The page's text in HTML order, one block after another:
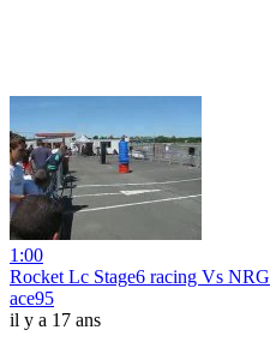
1:00
Rocket Lc Stage6 racing Vs NRG
ace95
il y a 17 ans